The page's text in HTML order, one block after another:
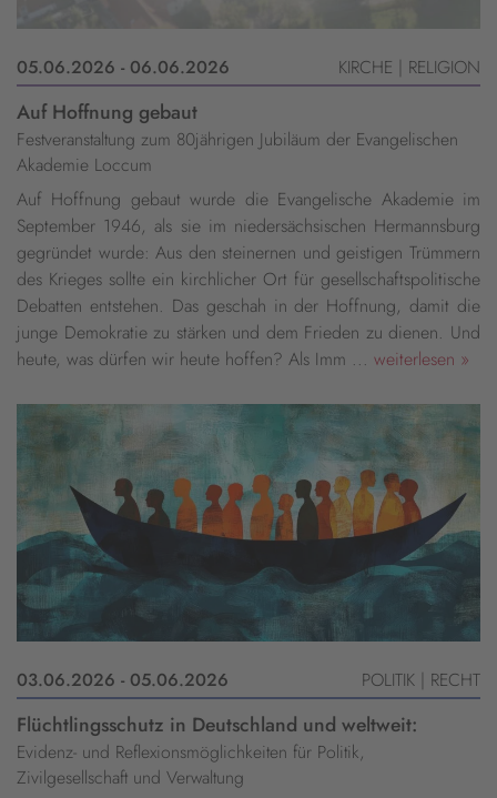
05.06.2026 - 06.06.2026 KIRCHE | RELIGION
Auf Hoffnung gebaut
Festveranstaltung zum 80jährigen Jubiläum der Evangelischen
Akademie Loccum
Auf Hoffnung gebaut wurde die Evangelische Akademie im
September 1946, als sie im niedersächsischen Hermannsburg
gegründet wurde: Aus den steinernen und geistigen Trümmern
des Krieges sollte ein kirchlicher Ort für gesellschaftspolitische
Debatten entstehen. Das geschah in der Hoffnung, damit die
junge Demokratie zu stärken und dem Frieden zu dienen. Und
heute, was dürfen wir heute hoffen? Als Imm ... weiterlesen »
03.06.2026 - 05.06.2026 POLITIK | RECHT
Flüchtlingsschutz in Deutschland und weltweit:
Evidenz- und Reflexionsmöglichkeiten für Politik,
Zivilgesellschaft und Verwaltung